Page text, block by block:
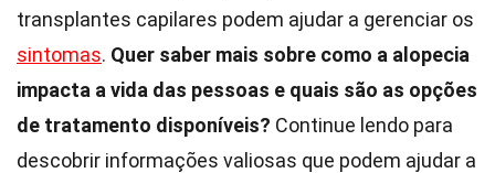
transplantes capilares podem ajudar a gerenciar os
sintomas. Quer saber mais sobre como a alopecia
impacta a vida das pessoas e quais são as opções
de tratamento disponíveis? Continue lendo para
descobrir informações valiosas que podem ajudar a